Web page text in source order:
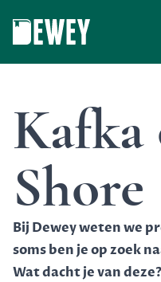
Kafka
Shore
Bij Dewey weten we
soms ben je op zoek
Wat dacht je van deze?